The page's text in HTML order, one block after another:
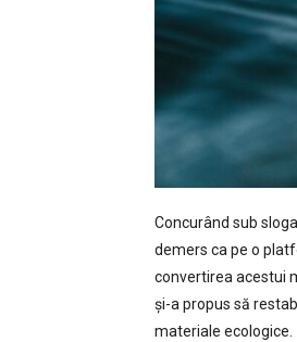
Concurând sub
demers ca pe o
convertirea acestui
și-a propus să
materiale ecologice.